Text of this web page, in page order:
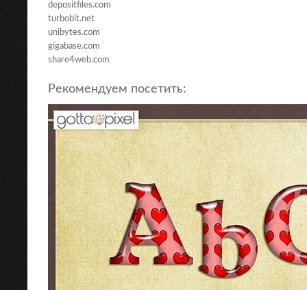
depositfiles.com
turbobit.net
unibytes.com
gigabase.com
share4web.com
Рекомендуем посетить: